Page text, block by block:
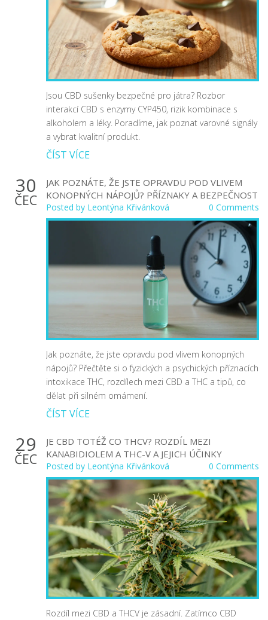
Jsou CBD sušenky bezpečné pro játra? Rozbor
interakcí CBD s enzymy CYP450, rizik kombinace s
alkoholem a léky. Poradíme, jak poznat varovné signály
a vybrat kvalitní produkt.
ČÍST VÍCE
30
ČEC
JAK POZNÁTE, ŽE JSTE OPRAVDU POD VLIVEM
KONOPNÝCH NÁPOJŮ? PŘÍZNAKY A BEZPEČNOST
Posted by Leontýna Křivánková 0 Comments
Jak poznáte, že jste opravdu pod vlivem konopných
nápojů? Přečtěte si o fyzických a psychických příznacích
intoxikace THC, rozdílech mezi CBD a THC a tipů, co
dělat při silném omámení.
ČÍST VÍCE
29
ČEC
JE CBD TOTÉŽ CO THCV? ROZDÍL MEZI
KANABIDIOLEM A THC-V A JEJICH ÚČINKY
Posted by Leontýna Křivánková 0 Comments
Rozdíl mezi CBD a THCV je zásadní. Zatímco CBD